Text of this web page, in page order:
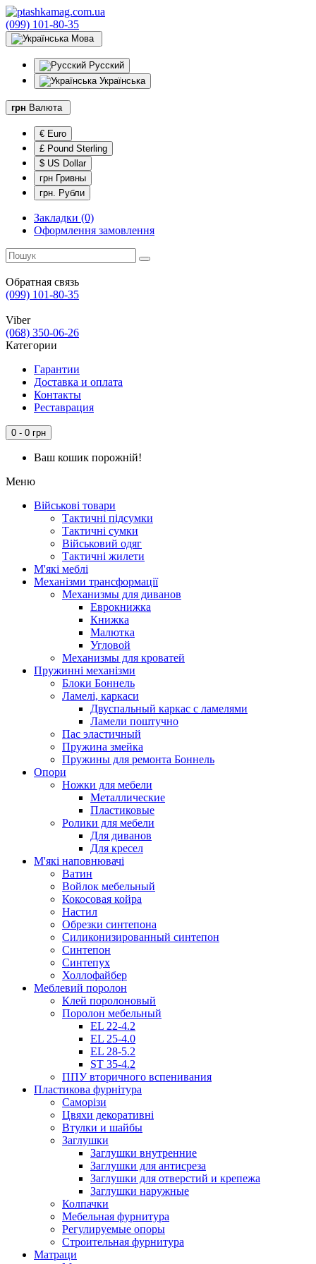
(099) 101-80-35
Мова
Русский
Українська
грн Валюта
€ Euro
£ Pound Sterling
$ US Dollar
грн Гривны
грн. Рубли
Закладки (0)
Оформлення замовлення
Обратная связь
(099) 101-80-35
Viber
(068) 350-06-26
Категории
Гарантии
Доставка и оплата
Контакты
Реставрация
0 - 0 грн
Ваш кошик порожній!
Меню
Військові товари
Тактичні підсумки
Тактичні сумки
Військовий одяг
Тактичні жилети
М'які меблі
Механізми трансформації
Механизмы для диванов
Еврокнижка
Книжка
Малютка
Угловой
Механизмы для кроватей
Пружинні механізми
Блоки Боннель
Ламелі, каркаси
Двуспальный каркас с ламелями
Ламели поштучно
Пас эластичный
Пружина змейка
Пружины для ремонта Боннель
Опори
Ножки для мебели
Металлические
Пластиковые
Ролики для мебели
Для диванов
Для кресел
М'які наповнювачі
Ватин
Войлок мебельный
Кокосовая койра
Настил
Обрезки синтепона
Силиконизированный синтепон
Синтепон
Синтепух
Холлофайбер
Меблевий поролон
Клей поролоновый
Поролон мебельный
EL 22-4.2
EL 25-4.0
EL 28-5.2
ST 35-4.2
ППУ вторичного вспенивания
Пластикова фурнітура
Саморізи
Цвяхи декоративні
Втулки и шайбы
Заглушки
Заглушки внутренние
Заглушки для антисреза
Заглушки для отверстий и крепежа
Заглушки наружные
Колпачки
Мебельная фурнитура
Регулируемые опоры
Строительная фурнитура
Матраци